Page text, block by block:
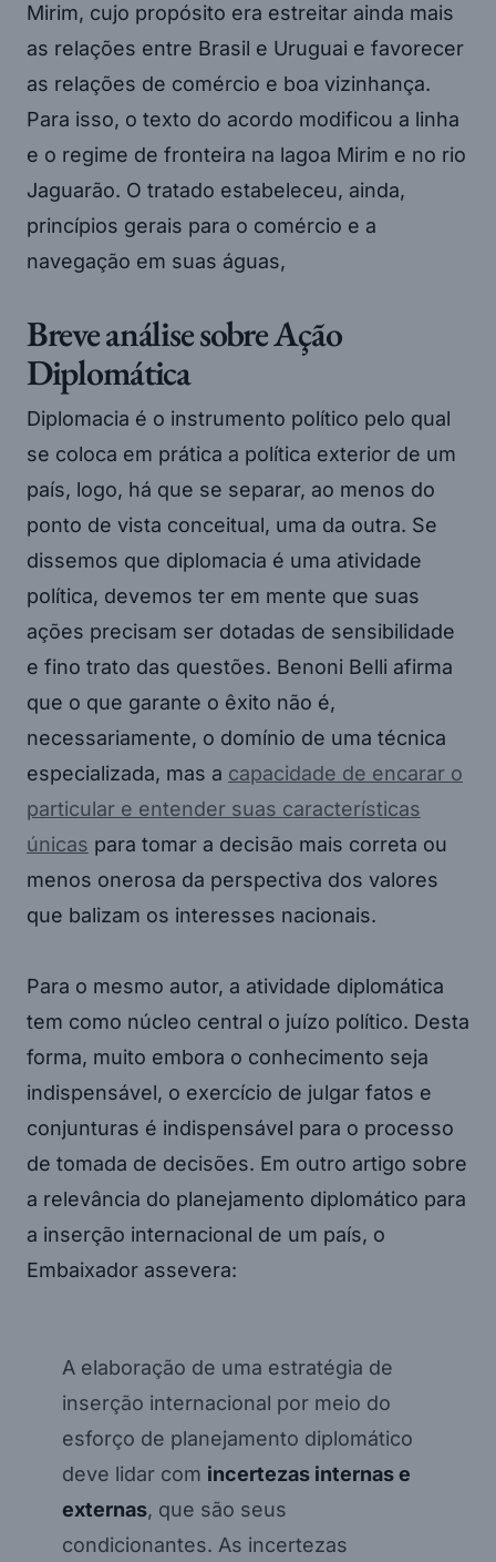
Mirim, cujo propósito era estreitar ainda mais
as relações entre Brasil e Uruguai e favorecer
as relações de comércio e boa vizinhança.
Para isso, o texto do acordo modificou a linha
e o regime de fronteira na lagoa Mirim e no rio
Jaguarão. O tratado estabeleceu, ainda,
princípios gerais para o comércio e a
navegação em suas águas,
Breve análise sobre Ação
Diplomática
Diplomacia é o instrumento político pelo qual
se coloca em prática a política exterior de um
país, logo, há que se separar, ao menos do
ponto de vista conceitual, uma da outra. Se
dissemos que diplomacia é uma atividade
política, devemos ter em mente que suas
ações precisam ser dotadas de sensibilidade
e fino trato das questões. Benoni Belli afirma
que o que garante o êxito não é,
necessariamente, o domínio de uma técnica
especializada, mas a capacidade de encarar o
particular e entender suas características
únicas para tomar a decisão mais correta ou
menos onerosa da perspectiva dos valores
que balizam os interesses nacionais.
Para o mesmo autor, a atividade diplomática
tem como núcleo central o juízo político. Desta
forma, muito embora o conhecimento seja
indispensável, o exercício de julgar fatos e
conjunturas é indispensável para o processo
de tomada de decisões. Em outro artigo sobre
a relevância do planejamento diplomático para
a inserção internacional de um país, o
Embaixador assevera:
A elaboração de uma estratégia de
inserção internacional por meio do
esforço de planejamento diplomático
deve lidar com incertezas internas e
externas, que são seus
condicionantes. As incertezas